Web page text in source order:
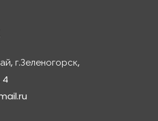
г.Зеленогорск,
4